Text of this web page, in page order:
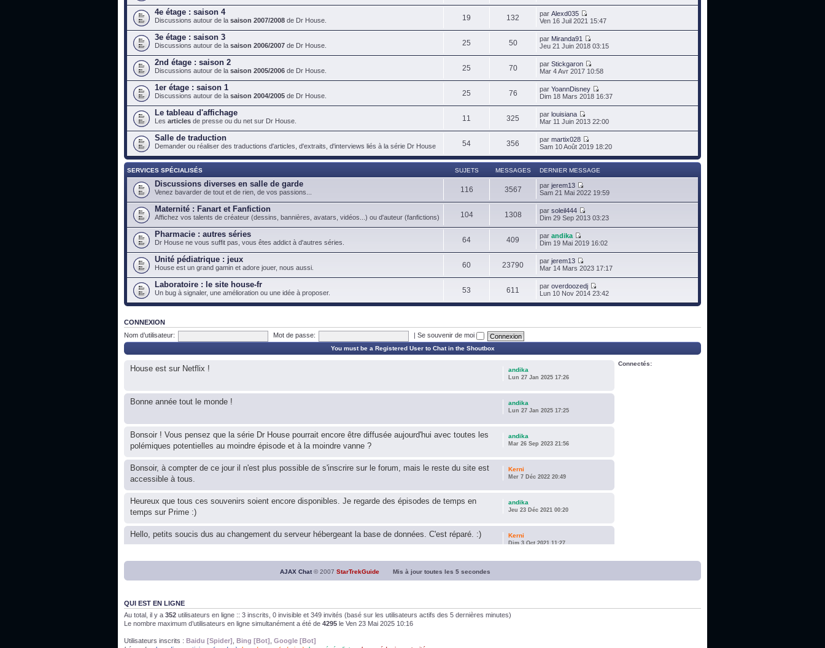
4e étage : saison 4
Discussions autour de la saison 2007/2008 de Dr House. 19 132 par Alexd035
Ven 16 Juil 2021 15:47
3e étage : saison 3
Discussions autour de la saison 2006/2007 de Dr House. 25 50 par Miranda91
Jeu 21 Juin 2018 03:15
2nd étage : saison 2
Discussions autour de la saison 2005/2006 de Dr House. 25 70 par Stickgaron
Mar 4 Avr 2017 10:58
1er étage : saison 1
Discussions autour de la saison 2004/2005 de Dr House. 25 76 par YoannDisney
Dim 18 Mars 2018 16:37
Le tableau d'affichage
Les articles de presse ou du net sur Dr House. 11 325 par louisiana
Mar 11 Juin 2013 22:00
Salle de traduction
Demander ou réaliser des traductions d'articles, d'extraits, d'interviews liés à la série Dr House 54 356 par martix028
Sam 10 Août 2019 18:20
SERVICES SPÉCIALISÉS SUJETS MESSAGES DERNIER MESSAGE
Discussions diverses en salle de garde
Venez bavarder de tout et de rien, de vos passions... 116 3567 par jerem13
Sam 21 Mai 2022 19:59
Maternité : Fanart et Fanfiction
Affichez vos talents de créateur (dessins, bannières, avatars, vidéos...) ou d'auteur (fanfictions) 104 1308 par soleil444
Dim 29 Sep 2013 03:23
Pharmacie : autres séries
Dr House ne vous suffit pas, vous êtes addict à d'autres séries. 64 409 par andika
Dim 19 Mai 2019 16:02
Unité pédiatrique : jeux
House est un grand gamin et adore jouer, nous aussi. 60 23790 par jerem13
Mar 14 Mars 2023 17:17
Laboratoire : le site house-fr
Un bug à signaler, une amélioration ou une idée à proposer. 53 611 par overdoozedj
Lun 10 Nov 2014 23:42
CONNEXION
Nom d’utilisateur:
Mot de passe: Se souvenir de moi
You must be a Registered User to Chat in the Shoutbox
House est sur Netflix ! andika
Lun 27 Jan 2025 17:26
Bonne année tout le monde ! andika
Lun 27 Jan 2025 17:25
Bonsoir ! Vous pensez que la série Dr House pourrait encore être diffusée aujourd'hui avec toutes les
polémiques potentielles au moindre épisode et à la moindre vanne ?
andika
Mar 26 Sep 2023 21:56
Bonsoir, à compter de ce jour il n'est plus possible de s'inscrire sur le forum, mais le reste du site est
accessible à tous.
Kerni
Mer 7 Déc 2022 20:49
Heureux que tous ces souvenirs soient encore disponibles. Je regarde des épisodes de temps en
temps sur Prime :)
andika
Jeu 23 Déc 2021 00:20
Hello, petits soucis dus au changement du serveur hébergeant la base de données. C'est réparé. :) Kerni
Dim 3 Oct 2021 11:27
Bon, 2020, ça n'a pas trop marché. JE vous souhaite une année 2021 plus belle que 2020 !
J'ai l'impression que nous n'avons pas fait les survivor des épisodes issus des saisons 6; 7 et 8 !
Dim 26 Avr 2020 14:19
Connectés:
AJAX Chat© 2007 StarTrekGuide Mis à jour toutes les 5 secondes
QUI EST EN LIGNE
Au total, il y a 352 utilisateurs en ligne :: 3 inscrits, 0 invisible et 349 invités (basé sur les utilisateurs actifs des 5 dernières minutes)
Le nombre maximum d’utilisateurs en ligne simultanément a été de 4295 le Ven 23 Mai 2025 10:16
Utilisateurs inscrits : Baidu [Spider] Bing [Bot] Google [Bot]